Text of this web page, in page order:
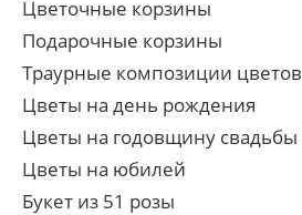
Цветочные корзины
Подарочные корзины
Траурные композиции цветов
Цветы на день рождения
Цветы на годовщину свадьбы
Цветы на юбилей
Букет из 51 розы